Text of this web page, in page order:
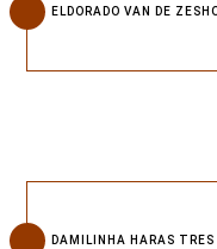
ELDORADO VAN DE
DAMILINHA HARAS TRES